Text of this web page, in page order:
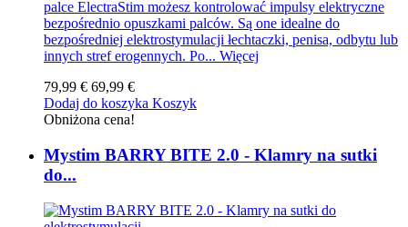
palce ElectraStim możesz kontrolować impulsy elektryczne
bezpośrednio opuszkami palców. Są one idealne do
bezpośredniej elektrostymulacji łechtaczki, penisa, odbytu lub
innych stref erogennych. Po... Więcej
79,99 € 69,99 €
Dodaj do koszyka Koszyk
Obniżona cena!
Mystim BARRY BITE 2.0 - Klamry na sutki
do...